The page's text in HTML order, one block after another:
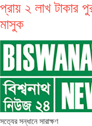
প্রায় ২ লাখ টাকার
মাসুক
সত‌্যের সন্ধানে সারাক্ষণ